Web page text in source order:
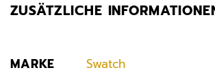
ZUSÄTZLICHE
MARKE Swatch